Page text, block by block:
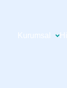
Kurumsal